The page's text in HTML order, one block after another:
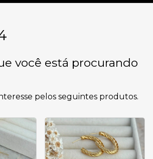
você está procurando
pelos seguintes produtos.